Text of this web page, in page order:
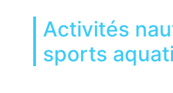
Activités
sports